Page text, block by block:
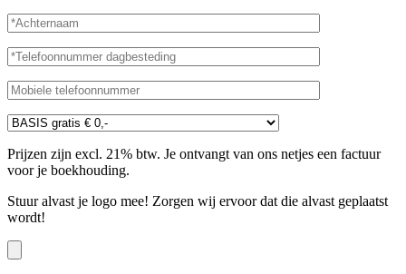
Prijzen zijn excl. 21% btw. Je ontvangt van ons netjes een factuur
voor je boekhouding.
Stuur alvast je logo mee! Zorgen wij ervoor dat die alvast geplaatst
wordt!